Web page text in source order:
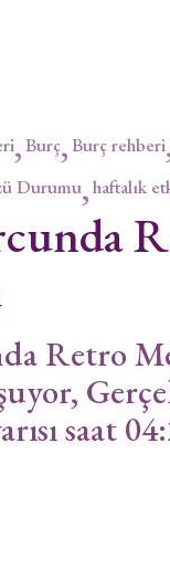
Burç Burç rehberi
Durumu haftalık
Retro
saat